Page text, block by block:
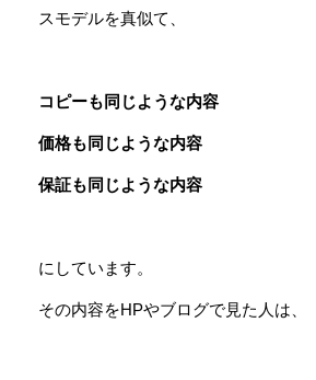
スモデルを真似て、
コピーも同じような内容
価格も同じような内容
保証も同じような内容
にしています。
その内容をHPやブログで見た人は、